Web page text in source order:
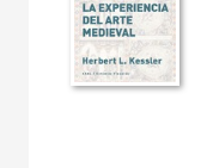
Estética y teoría del arte
Museología
Artes escénicas